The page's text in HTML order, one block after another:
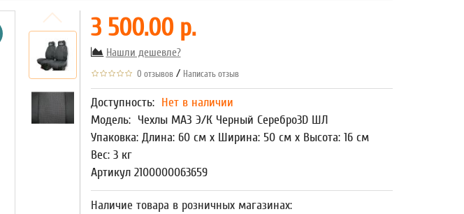
3 500.00 р.
Нашли дешевле?
0 отзывов / Написать отзыв
Доступность: Нет в наличии
Модель: Чехлы МАЗ Э/К Черный Серебро3D ШЛ
Упаковка: Длина: 60 см x Ширина: 50 см x Высота: 16 см
Вес: 3 кг
Артикул 2100000063659
Наличие товара в розничных магазинах: